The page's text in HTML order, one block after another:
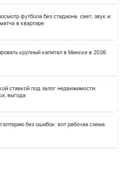
футбола без стадиона: свет, звук и
в квартире
крупный капитал в Минске в 2026
ставкой под залог недвижимости:
выгода
без ошибок: вот рабочая схема